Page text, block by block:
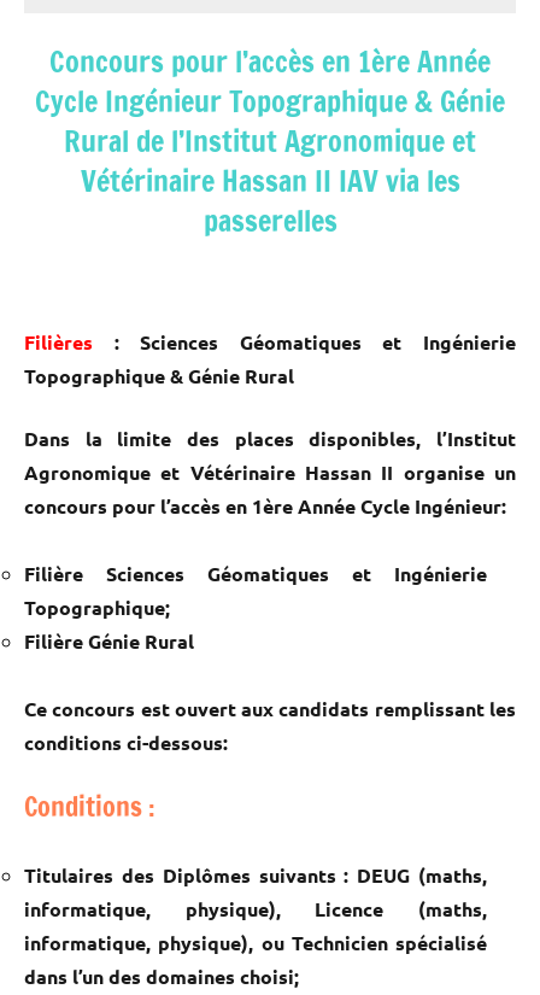
Concours pour l’accès en 1ère Année
Cycle Ingénieur Topographique & Génie
Rural de l’Institut Agronomique et
Vétérinaire Hassan II IAV via les
passerelles
Filières : Sciences Géomatiques et Ingénierie
Topographique & Génie Rural
Dans la limite des places disponibles, l’Institut
Agronomique et Vétérinaire Hassan II organise un
concours pour l’accès en 1ère Année Cycle Ingénieur:
Filière Sciences Géomatiques et Ingénierie
Topographique;
Filière Génie Rural
Ce concours est ouvert aux candidats remplissant les
conditions ci-dessous:
Conditions :
Titulaires des Diplômes suivants : DEUG (maths,
informatique, physique), Licence (maths,
informatique, physique), ou Technicien spécialisé
dans l’un des domaines choisi;